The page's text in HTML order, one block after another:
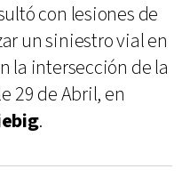
con lesiones de
un siniestro vial en
la intersección de la
29 de Abril, en
.